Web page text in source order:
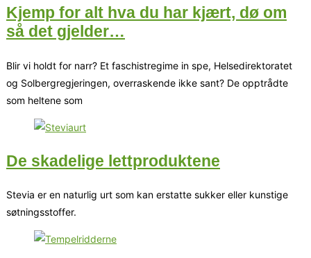
Kjemp for alt hva du har kjært, dø om
så det gjelder…
Blir vi holdt for narr? Et faschistregime in spe, Helsedirektoratet
og Solbergregjeringen, overraskende ikke sant? De opptrådte
som heltene som
De skadelige lettproduktene
Stevia er en naturlig urt som kan erstatte sukker eller kunstige
søtningsstoffer.